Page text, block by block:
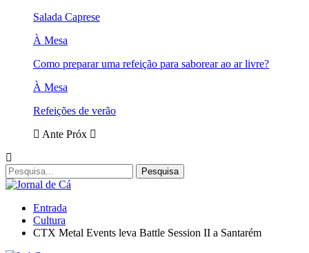
Salada Caprese
À Mesa
Como preparar uma refeição para saborear ao ar livre?
À Mesa
Refeições de verão
Ante Próx
Entrada
Cultura
CTX Metal Events leva Battle Session II a Santarém